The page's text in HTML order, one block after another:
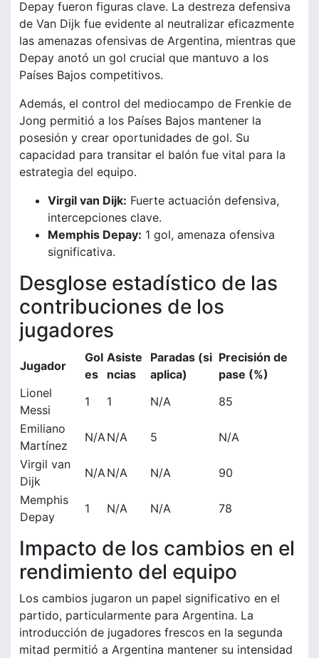
Depay fueron figuras clave. La destreza defensiva
de Van Dijk fue evidente al neutralizar eficazmente
las amenazas ofensivas de Argentina, mientras que
Depay anotó un gol crucial que mantuvo a los
Países Bajos competitivos.
Además, el control del mediocampo de Frenkie de
Jong permitió a los Países Bajos mantener la
posesión y crear oportunidades de gol. Su
capacidad para transitar el balón fue vital para la
estrategia del equipo.
Virgil van Dijk: Fuerte actuación defensiva,
intercepciones clave.
Memphis Depay: 1 gol, amenaza ofensiva
significativa.
Desglose estadístico de las
contribuciones de los
jugadores
Jugador
Gol
es
Asiste
ncias
Paradas (si
aplica)
Precisión de
pase (%)
Lionel
Messi
1 1 N/A
85
Emiliano
Martínez
N/A N/A 5
N/A
Virgil van
Dijk
N/A N/A N/A
90
Memphis
Depay
1 N/A N/A 78
Impacto de los cambios en el
rendimiento del equipo
Los cambios jugaron un papel significativo en el
partido, particularmente para Argentina. La
introducción de jugadores frescos en la segunda
mitad permitió a Argentina mantener su intensidad